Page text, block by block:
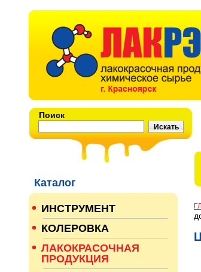
Поиск
Каталог
ИНСТРУМЕНТ
КОЛЕРОВКА
ЛАКОКРАСОЧНАЯ
ПРОДУКЦИЯ